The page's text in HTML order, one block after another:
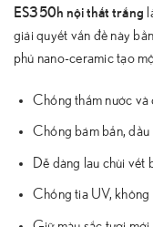
ES350h nội thất trắng
giải quyết vấn đề này
phủ nano-ceramic tạo
Chống thấm nước và
Chống bám bẩn, dầu
Dễ dàng lau chùi vết
Chống tia UV, không